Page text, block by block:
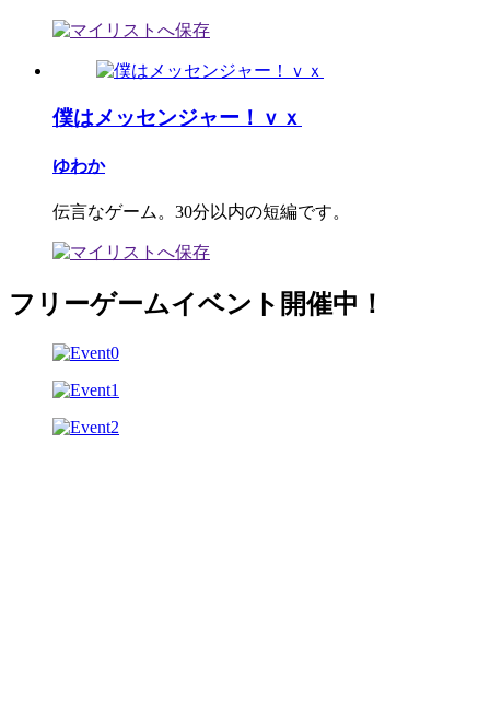
僕はメッセンジャー！ｖｘ
ゆわか
伝言なゲーム。30分以内の短編です。
フリーゲームイベント開催中！